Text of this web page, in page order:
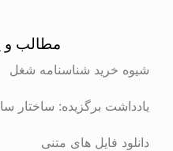
مطالب و یادداشت
شناسنامه شغل
برگزیده: ساختار سازمانی
فایل های متنی